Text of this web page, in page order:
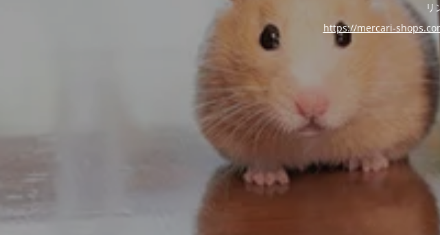
リ
https://mercari-